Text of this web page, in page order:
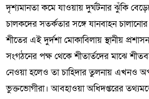
দৃশ্যমানতা কমে যাওয়ায় দুর্ঘটনার ঝুঁকি
চালকদের সতর্কতার সঙ্গে যানবাহন
শীতের এই দুর্দশা মোকাবিলায় স্থানীয়
সংগঠনের পক্ষ থেকে শীতার্তদের মাঝে
নেওয়া হলেও তা চাহিদার তুলনায় এখনও
ভুক্তভোগীরা। আবহাওয়া অধিদপ্তরের